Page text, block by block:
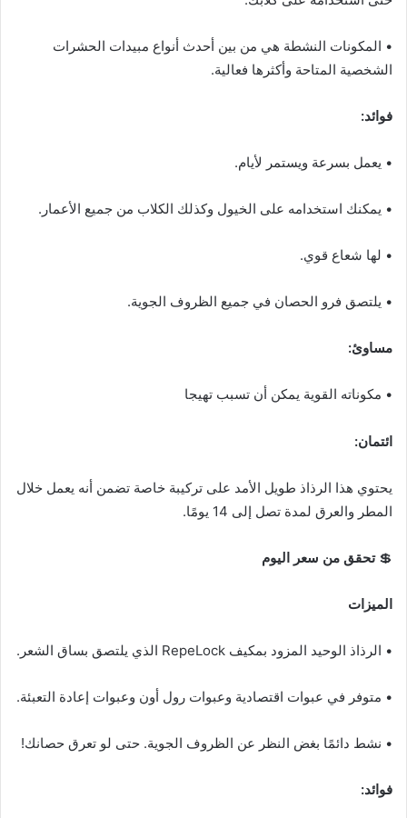
• المكونات النشطة هي من بين أحدث أنواع مبيدات الحشرات
الشخصية المتاحة وأكثرها فعالية.
فوائد:
• يعمل بسرعة ويستمر لأيام.
• يمكنك استخدامه على الخيول وكذلك الكلاب من جميع الأعمار.
• لها شعاع قوي.
• يلتصق فرو الحصان في جميع الظروف الجوية.
مساوئ:
• مكوناته القوية يمكن أن تسبب تهيجا
ائتمان:
يحتوي هذا الرذاذ طويل الأمد على تركيبة خاصة تضمن أنه يعمل خلال
المطر والعرق لمدة تصل إلى 14 يومًا.
💲تحقق من سعر اليوم
الميزات
• الرذاذ الوحيد المزود بمكيف RepeLock الذي يلتصق بساق الشعر.
• متوفر في عبوات اقتصادية وعبوات رول أون وعبوات إعادة التعبئة.
• نشط دائمًا بغض النظر عن الظروف الجوية. حتى لو تعرق حصانك!
فوائد: